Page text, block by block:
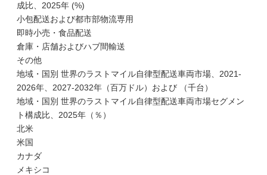
成比、2025年 (%)
小包配送および都市部物流専用
即時小売・食品配送
倉庫・店舗およびハブ間輸送
その他
地域・国別 世界のラストマイル自律型配送車両市場、2021-
2026年、2027-2032年（百万ドル）および （千台）
地域・国別 世界のラストマイル自律型配送車両市場セグメン
ト構成比、2025年（％）
北米
米国
カナダ
メキシコ